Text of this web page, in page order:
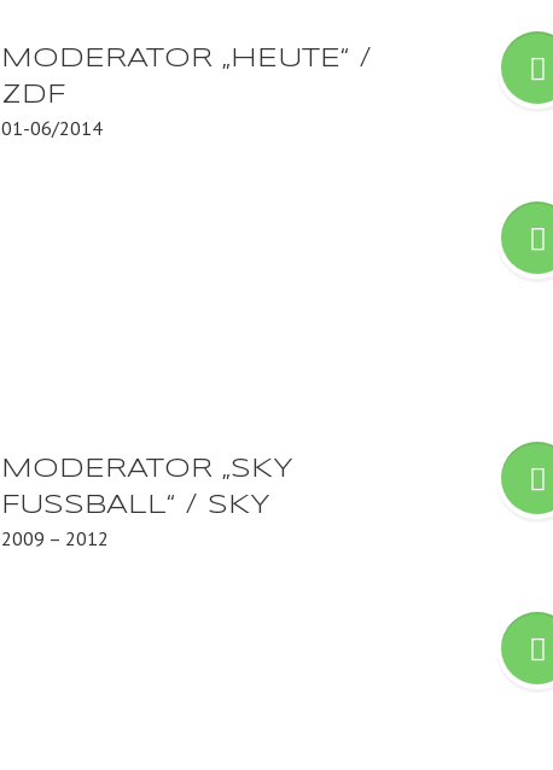
MODERATOR „HEUTE“ /
ZDF
01-06/2014
MODERATOR „SKY
FUSSBALL“ / SKY
2009 – 2012